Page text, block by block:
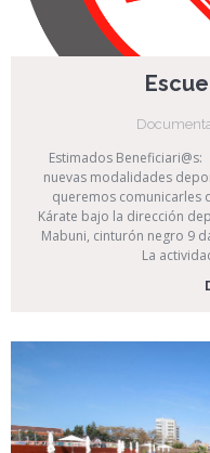
Estimados
nuevas modalidades
queremos comunicarles
Kárate bajo la dirección
Mabuni, cinturón negro 9
La